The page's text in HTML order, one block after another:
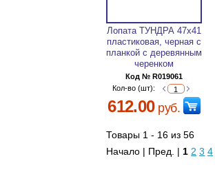
Лопата ТУНДРА 47х41
пластиковая, черная с
планкой с деревянным
черенком
Код № R019061
Кол-во (шт):
612.00руб.
Товары 1 - 16 из 56
Начало | Пред. | 1 2 3 4